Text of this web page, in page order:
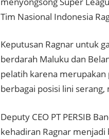
Tim Nasional Indonesia
Keputusan Ragnar untuk
berdarah Maluku dan
pelatih karena
berbagai posisi lini
Deputy CEO PT PERSIB
kehadiran Ragnar